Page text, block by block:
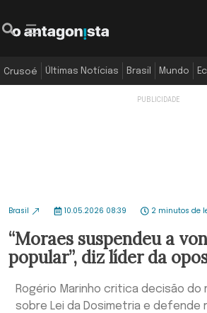
Crusoé Últimas Notícias Brasil Mundo
Brasil 10.05.2026 08:39 2 minutos de
“Moraes suspendeu a
popular”, diz líder da
Rogério Marinho critica decisão do
sobre Lei da Dosimetria e defende